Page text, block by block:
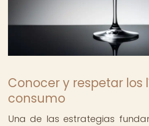
Conocer y respetar los
consumo
Una de las estrategias